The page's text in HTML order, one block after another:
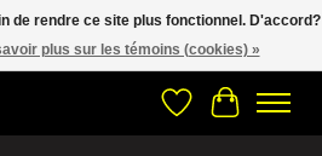
to Geek out!
Liste dePanier
de rendre ce site plus fonctionnel. D'accord?
plus sur les témoins (cookies) »